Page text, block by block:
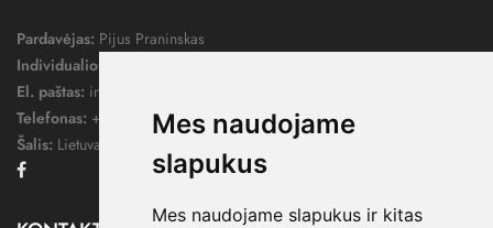
Mes naudojame
slapukus
Mes naudojame slapukus ir kitas
Pardavėjas: Pijus Praninskas
Individualios veiklos pažymos nr.:
El. paštas: info@dressify.lt
Telefonas: +370 676 78578
Šalis: Lietuva